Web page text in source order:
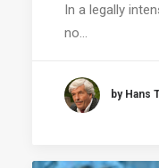
In a legally
no…
by Hans